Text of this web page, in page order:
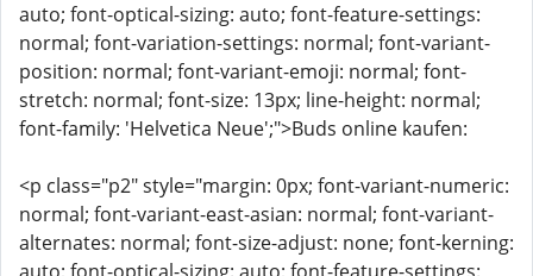
auto; font-optical-sizing: auto; font-feature-settings:
normal; font-variation-settings: normal; font-variant-
position: normal; font-variant-emoji: normal; font-
stretch: normal; font-size: 13px; line-height: normal;
font-family: 'Helvetica Neue';">Buds online kaufen:
<p class="p2" style="margin: 0px; font-variant-numeric:
normal; font-variant-east-asian: normal; font-variant-
alternates: normal; font-size-adjust: none; font-kerning: